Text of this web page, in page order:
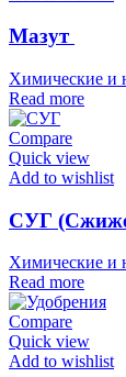
Мазут
Химические и
Read more
Compare
Quick view
Add to wishlist
СУГ
Химические и
Read more
Compare
Quick view
Add to wishlist